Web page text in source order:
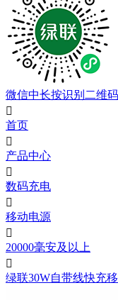
微信中长按识别二维

首页

产品中心

数码充电

移动电源

20000毫安及以上

绿联30W自带线快充